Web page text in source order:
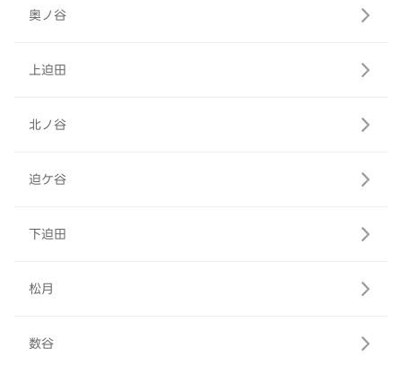
奥ノ谷
上迫田
北ノ谷
迫ケ谷
下迫田
松月
数谷